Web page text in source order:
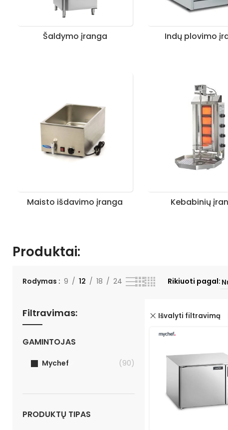
Šaldymo įranga Indų plovimo
Maisto išdavimo įranga Kebabinių
Produktai:
Rodymas 9 12 18 24 Rikiuoti pagal:
Filtravimas:
GAMINTOJAS
Mychef (90)
PRODUKTŲ TIPAS
Išvalyti filtravimą